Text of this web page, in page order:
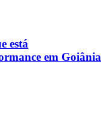
está
em Goiânia